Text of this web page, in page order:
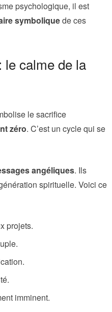
psychologique, il est
symboliquede ces
le calme de la
le sacrifice
zéro. C’est un cycle qui se
angéliques. Ils
spirituelle. Voici ce
projets.
imminent.